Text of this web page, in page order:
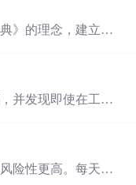
》的理念，建立早
并发现即使在工作
险性更高。每天充